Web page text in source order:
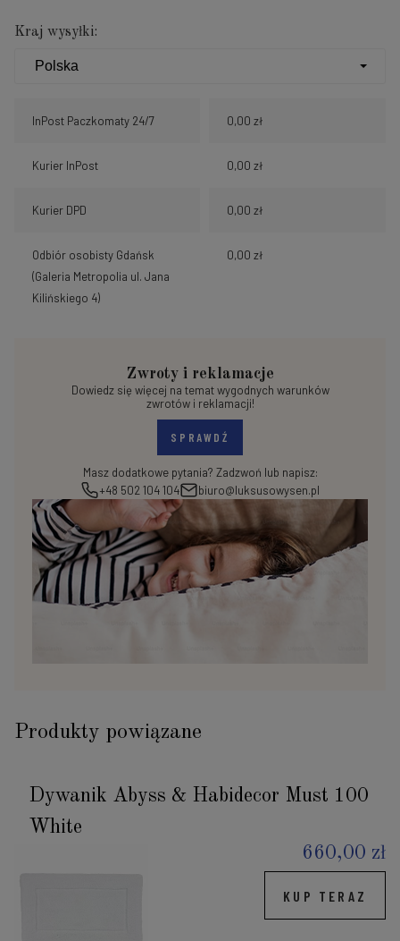
Kraj wysyłki:
InPost Paczkomaty 24/7 0,00 zł
Kurier InPost 0,00 zł
Kurier DPD 0,00 zł
Odbiór osobisty Gdańsk
(Galeria Metropolia ul. Jana
Kilińskiego 4)
0,00 zł
Zwroty i reklamacje
Dowiedz się więcej na temat wygodnych warunków
zwrotów i reklamacji!
SPRAWDŹ
Masz dodatkowe pytania? Zadzwoń lub napisz:
+48 502 104 104
biuro@luksusowysen.pl
Produkty powiązane
Dywanik Abyss & Habidecor Must 100
White
660,00 zł
KUP TERAZ